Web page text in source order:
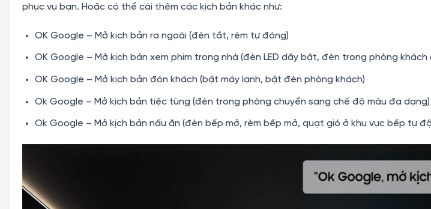
phục vụ bạn. Hoặc có thể cài thêm các kịch bản khác như:
OK Google – Mở kịch bản ra ngoài (đèn tắt, rèm tự đóng)
OK Google – Mở kịch bản xem phim trong nhà (đèn LED dây bật, đèn trong phòng khách
OK Google – Mở kịch bản đón khách (bật máy lạnh, bật đèn phòng khách)
Ok Google – Mở kịch bản tiệc tùng (đèn trong phòng chuyển sang chế độ màu đa dạng)
Ok Google – Mở kịch bản nấu ăn (đèn bếp mở, rèm bếp mở, quạt gió ở khu vực bếp tự